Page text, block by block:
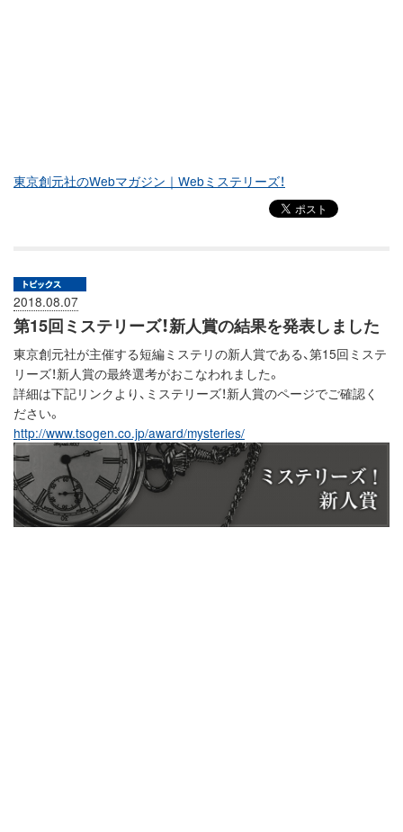
東京創元社のWebマガジン｜Webミステリーズ！
2018.08.07
第15回ミステリーズ！新人賞の結果を発表しました
東京創元社が主催する短編ミステリの新人賞である、第15回ミステ
リーズ！新人賞の最終選考がおこなわれました。
詳細は下記リンクより、ミステリーズ！新人賞のページでご確認く
ださい。
http://www.tsogen.co.jp/award/mysteries/